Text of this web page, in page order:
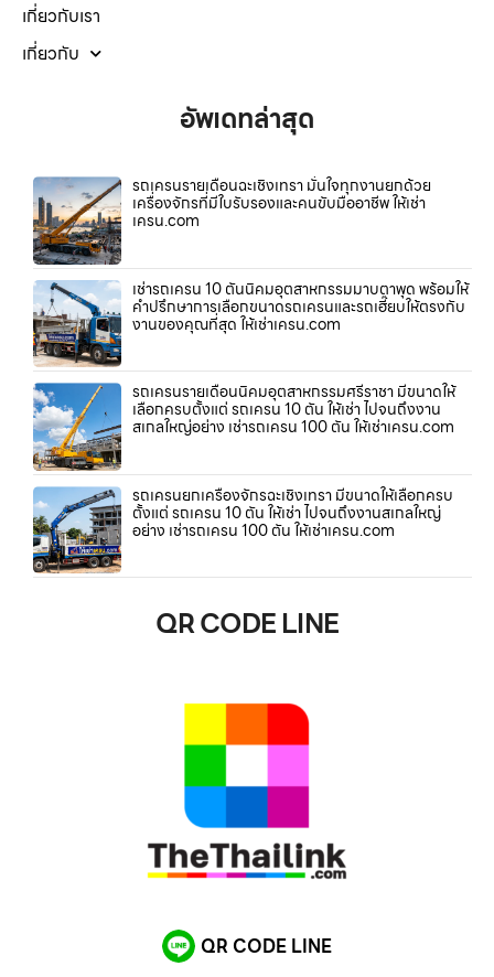
เกี่ยวกับเรา
เกี่ยวกับ
อัพเดทล่าสุด
รถเครนรายเดือนฉะเชิงเทรา มั่นใจทุกงานยกด้วย
เครื่องจักรที่มีใบรับรองและคนขับมืออาชีพ ให้เช่า
เครน.com
เช่ารถเครน 10 ตันนิคมอุตสาหกรรมมาบตาพุด พร้อมให้
คำปรึกษาการเลือกขนาดรถเครนและรถเฮี๊ยบให้ตรงกับ
งานของคุณที่สุด ให้เช่าเครน.com
รถเครนรายเดือนนิคมอุตสาหกรรมศรีราชา มีขนาดให้
เลือกครบตั้งแต่ รถเครน 10 ตัน ให้เช่า ไปจนถึงงาน
สเกลใหญ่อย่าง เช่ารถเครน 100 ตัน ให้เช่าเครน.com
รถเครนยกเครื่องจักรฉะเชิงเทรา มีขนาดให้เลือกครบ
ตั้งแต่ รถเครน 10 ตัน ให้เช่า ไปจนถึงงานสเกลใหญ่
อย่าง เช่ารถเครน 100 ตัน ให้เช่าเครน.com
QR CODE LINE
QR CODE LINE